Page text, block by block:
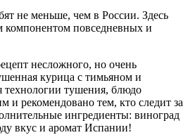
не меньше, чем в России. Здесь
компонентом повседневных и
несложного, но очень
курица с тимьяном и
технологии тушения, блюдо
и рекомендовано тем, кто следит за
ингредиенты: виноград
вкус и аромат Испании!